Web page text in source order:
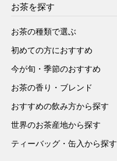
お茶を探す
お茶の種類で選ぶ
初めての方におすすめ
今が旬・季節のおすすめ
お茶の香り・ブレンド
おすすめの飲み方から探す
世界のお茶産地から探す
ティーバッグ・缶入から探す